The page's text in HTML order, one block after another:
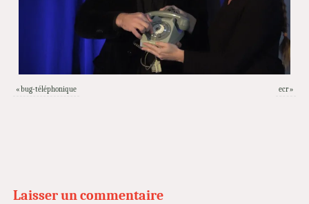
« bug-téléphonique ecr»
Laisser un commentaire